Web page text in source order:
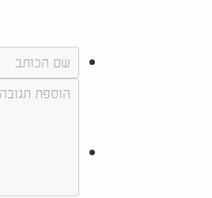
הזו, חש דור כי
היום דור שחר חי
התשובה לשאלה מה
וניצחון הרוח,